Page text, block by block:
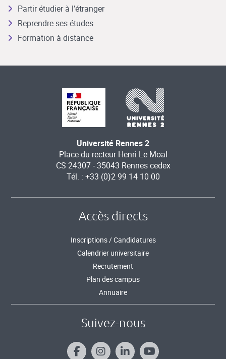
Partir étudier à l’étranger
Reprendre ses études
Formation à distance
Université Rennes 2
Place du recteur Henri Le Moal
CS 24307 - 35043 Rennes cedex
Tél. : +33 (0)2 99 14 10 00
Accès directs
Inscriptions / Candidatures
Calendrier universitaire
Recrutement
Plan des campus
Annuaire
Suivez-nous